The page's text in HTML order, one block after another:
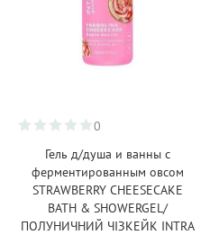
0
Гель д/душа и ванны с
ферментированным овсом
STRAWBERRY CHEESECAKE
BATH & SHOWERGEL/
ПОЛУНИЧНИЙ ЧІЗКЕЙК INTRA